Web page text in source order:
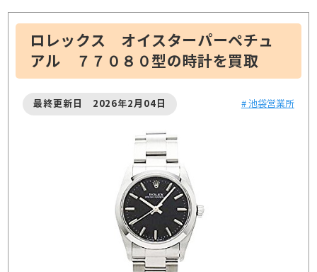
ロレックス オイスターパーペチュ
アル ７７０８０型の時計を買取
最終更新日 2026年2月04日 # 池袋営業所